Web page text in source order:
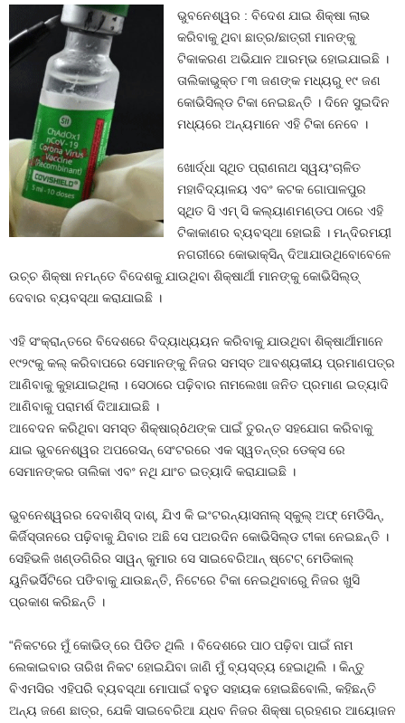
ଭୁବନେଶ୍ୱର : ବିଦେଶ ଯାଇ ଶିକ୍ଷା ଲାଭ
କରିବାକୁ ଥିବା ଛାତ୍ର/ଛାତ୍ରୀ ମାନଙ୍କୁ
ଟିକାକରଣ ଅଭିଯାନ ଆରମ୍ଭ ହୋଇଯାଇଛି ।
ତାଲିକାଭୁକ୍ତ ୮୩ ଜଣଙ୍କ ମଧ୍ୟରୁ ୧୯ ଜଣ
କୋଭିସିଲ୍ଡ ଟିକା ନେଇଛନ୍ତି । ଦିନେ ସୁଇଦିନ
ମଧ୍ୟରେ ଅନ୍ୟମାନେ ଏହି ଟିକା ନେବେ ।
ଖୋର୍ଦ୍ଧା ସ୍ଥିତ ପ୍ରାଣନାଥ ସ୍ୱୟଂଚାଳିତ
ମହାବିଦ୍ୟାଳୟ ଏବଂ କଟକ ଗୋପାଳପୁର
ସ୍ଥିତ ସି ଏମ୍ ସି କଲ୍ୟାଣମଣ୍ଡପ ଠାରେ ଏହି
ଟିକାକାଣର ବ୍ୟବସ୍ଥା ହୋଇଛି । ମନ୍ଦିରମୟୀ
ନଗରୀରେ କୋଭାକ୍ସିନ୍ ଦିଆଯାଉଥିବାେବେଳେ
ଉଚ୍ଚ ଶିକ୍ଷା ନମନ୍ତେ ବିଦେଶକୁ ଯାଉଥିବା ଶିକ୍ଷାର୍ଥୀ ମାନଙ୍କୁ କୋଭିସିଲ୍ଡ୍
ଦେବାର ବ୍ୟବସ୍ଥା କରାଯାଇଛି ।
ଏହି ସଂକ୍ରାନ୍ତରେ ବିଦେଶରେ ବିଦ୍ୟାଧ୍ୟୟନ କରିବାକୁ ଯାଉଥିବା ଶିକ୍ଷାର୍ଥୀମାନେ
୧୯୨୯କୁ କଲ୍ କରିବାପରେ ସେମାନଙ୍କୁ ନିଜର ସମସ୍ତ ଆବଶ୍ୟକୀୟ ପ୍ରମାଣପତ୍ର
ଆଣିବାକୁ କୁହାଯାଇଥିଲା । ସେଠାରେ ପଢ଼ିବାର ନାମଲେଖା ଜନିତ ପ୍ରମାଣ ଇତ୍ୟାଦି
ଆଣିବାକୁ ପରାମର୍ଶ ଦିଆଯାଇଛି ।
ଆବେଦନ କରିଥିବା ସମସ୍ତ ଶିକ୍ଷାର୍ôଥଙ୍କ ପାଇଁ ତୁରନ୍ତ ସହଯୋଗ କରିବାକୁ
ଯାଇ ଭୁବନେଶ୍ୱର ଅପରେସନ୍ ସେଂଟରରେ ଏକ ସ୍ୱତନ୍ତ୍ର ଡେକ୍ସ ରେ
ସେମାନଙ୍କର ତାଲିକା ଏବଂ ନଥି ଯାଂଚ ଇତ୍ୟାଦି କରାଯାଇଛି ।
ଭୁବନେଶ୍ୱରର ଦେବାଶିସ୍ ଦାଶ୍‌, ଯିଏ କି ଇଂଟରନ୍ୟାସନାଲ୍ ସ୍କୁଲ୍ ଅଫ୍ ମେଡିସିନ୍‌,
କିର୍ଜିସ୍ତାନରେ ପଢ଼ିବାକୁ ଯିବାର ଅଛି ସେ ପଅରଦିନ କୋଭିସିଲ୍ଡ ଟୀକା ନେଇଛନ୍ତି ।
ସେହିଭଳି ଖଣ୍ଡଗିରିର ସାୱନ୍ କୁମାର ସେ ସାଇବେରିଆନ୍ ଷ୍ଟେଟ୍ ମେଡିକାଲ୍
ୟୁନିଭର୍ସିଟିରେ ପଙିବାକୁ ଯାଉଛନ୍ତି, ନିଟେରେ ଟିକା ନେଇଥିବାରେୁ ନିଜର ଖୁସି
ପ୍ରକାଶ କରିଛନ୍ତି ।
“ନିକଟରେ ମୁଁ କୋଭିଡ୍ ରେ ପିଡିତ ଥିଲି । ବିଦେଶରେ ପାଠ ପଢ଼ିବା ପାଇଁ ନାମ
ଲେକାଇବାର ତାରିଖ ନିକଟ ହୋଇଯିବା ଜାଣି ମୁଁ ବ୍ୟସ୍ତ୍ୟ ହେଇାଥିଲି । କିନ୍ତୁ
ବିଏମସିର ଏହିପରି ବ୍ୟବସ୍ଥା ମୋପାଇଁ ବହୁତ ସହାୟକ ହୋଇଛିବୋଲି, କହିଛନ୍ତି
ଅନ୍ୟ ଜଣେ ଛାତ୍ର, ଯେକି ସାଇବେରିଆ ଯ୍ଧବ ନିଜର ଶିକ୍ଷା ଗ୍ରହଣର ଆୟୋଜନ